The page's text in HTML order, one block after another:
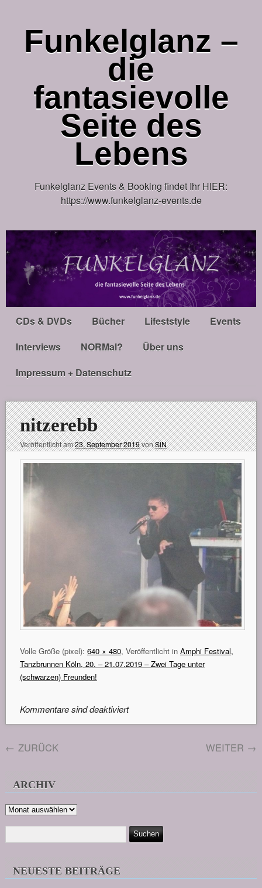
Funkelglanz –
die
fantasievolle
Seite des
Lebens
Funkelglanz Events & Booking findet Ihr HIER:
https://www.funkelglanz-events.de
CDs & DVDs Bücher Lifeststyle
Events
Interviews
NORMal?
Über uns
Impressum + Datenschutz
nitzerebb
Veröffentlicht am23. September 2019vonSiN
Volle Größe (pixel): 640 × 480, Veröffentlicht in Amphi Festival,
Tanzbrunnen Köln, 20. – 21.07.2019 – Zwei Tage unter
(schwarzen) Freunden!
Kommentare sind deaktiviert
← ZURÜCK WEITER →
ARCHIV
Archiv
NEUESTE BEITRÄGE